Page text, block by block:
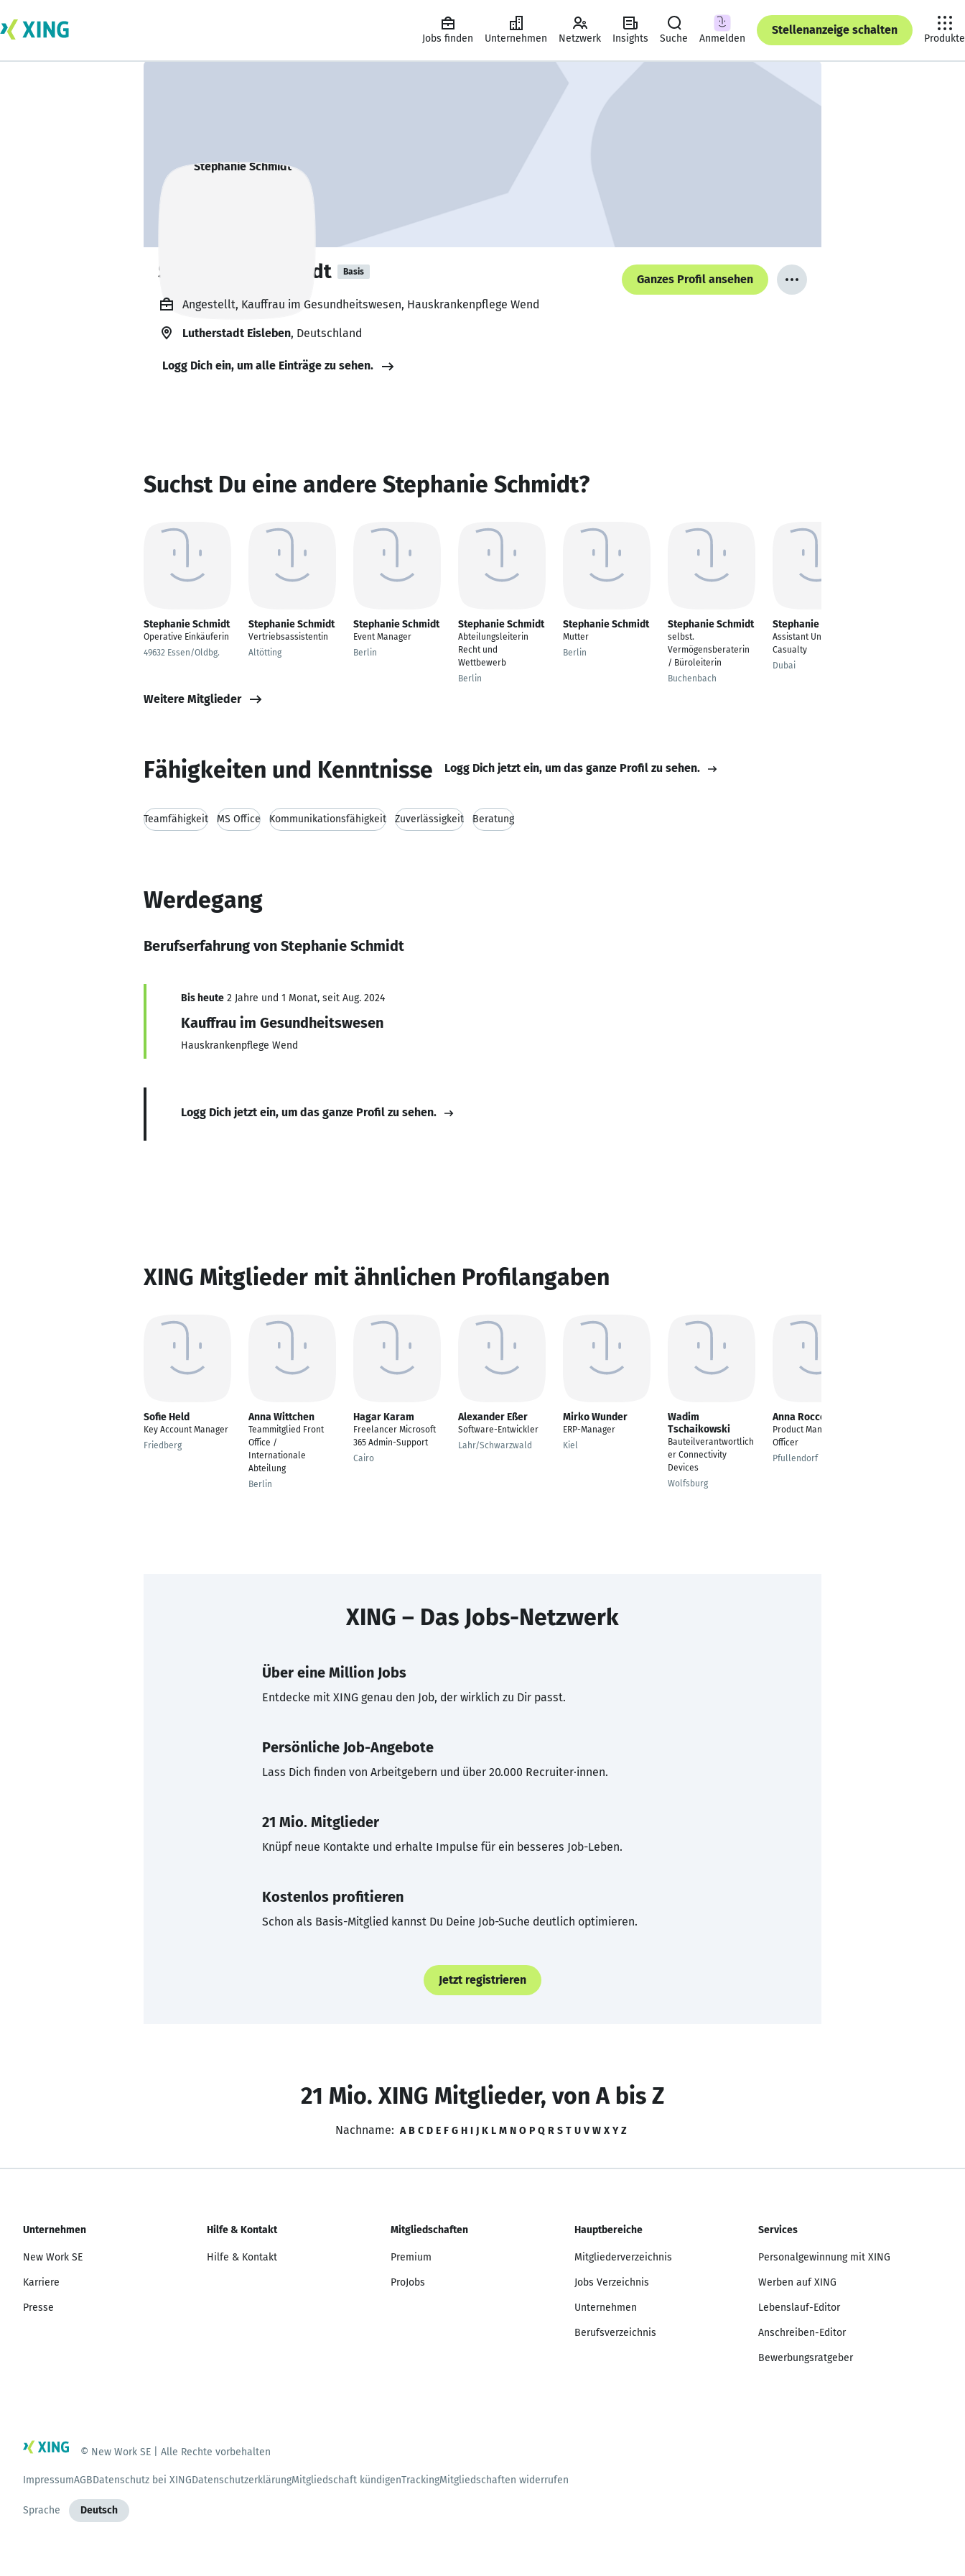
Jobs finden Unternehmen Netzwerk Insights Suche Anmelden
Stellenanzeige schalten
Produkte
Stephanie Schmidt Basis
Ganzes Profil ansehen
Angestellt, Kauffrau im Gesundheitswesen, Hauskrankenpflege Wend
Lutherstadt Eisleben, Deutschland
Logg Dich ein, um alle Einträge zu sehen.
Suchst Du eine andere Stephanie Schmidt?
Stephanie Schmidt
Operative Einkäuferin
49632 Essen/Oldbg.
Stephanie Schmidt
Vertriebsassistentin
Altötting
Stephanie Schmidt
Event Manager
Berlin
Stephanie Schmidt
Abteilungsleiterin
Recht und
Wettbewerb
Berlin
Stephanie Schmidt
Mutter
Berlin
Stephanie Schmidt
selbst.
Vermögensberaterin
/ Büroleiterin
Buchenbach
Stephanie Schmidt
Assistant Underwriter
Casualty
Dubai
Weitere Mitglieder
Fähigkeiten und Kenntnisse Logg Dich jetzt ein, um das ganze Profil zu sehen.
Teamfähigkeit MS Office Kommunikationsfähigkeit Zuverlässigkeit Beratung
Werdegang
Berufserfahrung von Stephanie Schmidt
Bis heute 2 Jahre und 1 Monat, seit Aug. 2024
Kauffrau im Gesundheitswesen
Hauskrankenpflege Wend
Logg Dich jetzt ein, um das ganze Profil zu sehen.
XING Mitglieder mit ähnlichen Profilangaben
Sofie Held
Key Account Manager
Friedberg
Anna Wittchen
Teammitglied Front
Office /
Internationale
Abteilung
Berlin
Hagar Karam
Freelancer Microsoft
365 Admin-Support
Cairo
Alexander Eßer
Software-Entwickler
Lahr/Schwarzwald
Mirko Wunder
ERP-Manager
Kiel
Wadim
Tschaikowski
Bauteilverantwortlich
er Connectivity
Devices
Wolfsburg
Anna Roccotelli
Product Management
Officer
Pfullendorf
XING – Das Jobs-Netzwerk
Über eine Million Jobs
Entdecke mit XING genau den Job, der wirklich zu Dir passt.
Persönliche Job-Angebote
Lass Dich finden von Arbeitgebern und über 20.000 Recruiter·innen.
21 Mio. Mitglieder
Knüpf neue Kontakte und erhalte Impulse für ein besseres Job-Leben.
Kostenlos profitieren
Schon als Basis-Mitglied kannst Du Deine Job-Suche deutlich optimieren.
Jetzt registrieren
21 Mio. XING Mitglieder, von A bis Z
Nachname: A B C D E F G H I J K L M N O P Q R S T U V W X Y Z
Unternehmen
New Work SE
Karriere
Presse
Hilfe & Kontakt
Hilfe & Kontakt
Mitgliedschaften
Premium
ProJobs
Hauptbereiche
Mitgliederverzeichnis
Jobs Verzeichnis
Unternehmen
Berufsverzeichnis
Services
Personalgewinnung mit XING
Werben auf XING
Lebenslauf-Editor
Anschreiben-Editor
Bewerbungsratgeber
© New Work SE | Alle Rechte vorbehalten
ImpressumAGBDatenschutz bei XINGDatenschutzerklärungMitgliedschaft kündigenTrackingMitgliedschaften widerrufen
Sprache Deutsch